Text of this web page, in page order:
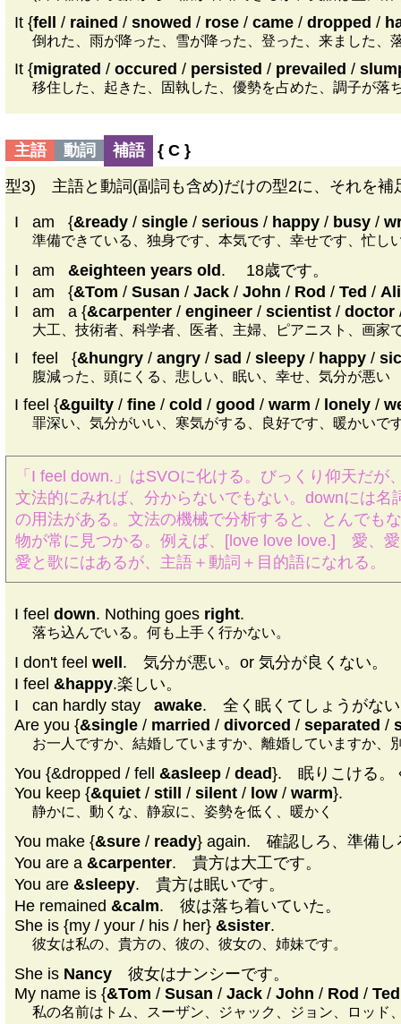
It {fell / rained / snowed / rose / came / dropped /
倒れた、雨が降った、雪が降った、登った、来ました、
It {migrated / occured / persisted / prevailed /
移住した、起きた、固執した、優勢を占めた、調子が落
主語 動詞 補語 { C }
型3) 主語と動詞(副詞も含め)だけの型2に、それを補
I
am {&ready / single / serious / happy / busy /
準備できている、独身です、本気です、幸せです、忙し
I am &eighteen years old . 18歳です。
I
am {&Tom / Susan / Jack / John / Rod / Ted /
I
am a {&carpenter / engineer / scientist / doctor
大工、技術者、科学者、医者、主婦、ピアニスト、画家
I feel {&hungry / angry / sad / sleepy / happy /
腹減った、頭にくる、悲しい、眠い、幸せ、気分が悪い
I feel {&guilty / fine / cold / good / warm / lonely /
罪深い、気分がいい、寒気がする、良好です、暖かいで
「I feel down.」はSVOに化ける。びっくり仰天だが
文法的にみれば、分からないでもない。downには名
の用法がある。文法の機械で分析すると、とんでも
物が常に見つかる。例えば、[love love love.] 愛、
愛と歌にはあるが、主語＋動詞＋目的語になれる。
I feel down. Nothing goes right.
落ち込んでいる。何も上手く行かない。
I don't feel well . 気分が悪い。or 気分が良くない。
I feel &happy.楽しい。
I
can hardly stay awake. 全く眠くてしょうがな
Are you {&single / married / divorced / separated /
お一人ですか、結婚していますか、離婚していますか
You {&dropped / fell &asleep / dead}. 眠りこける。
You keep {&quiet / still / silent / low / warm}.
静かに、動くな、静寂に、姿勢を低く、暖かく
You make {&sure / ready} again. 確認しろ、準備し
You are a &carpenter. 貴方は大工です。
You are &sleepy. 貴方は眠いです。
He remained &calm. 彼は落ち着いていた。
She is {my / your / his / her} &sister.
彼女は私の、貴方の、彼の、彼女の、姉妹です。
She is Nancy 彼女はナンシーです。
My name is {&Tom / Susan / Jack / John / Rod / Ted
私の名前はトム、スーザン、ジャック、ジョン、ロッド